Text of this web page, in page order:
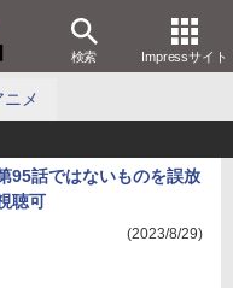
検索 Impressサイト
ニメ
95話ではないものを誤放
聴可
(2023/8/29)